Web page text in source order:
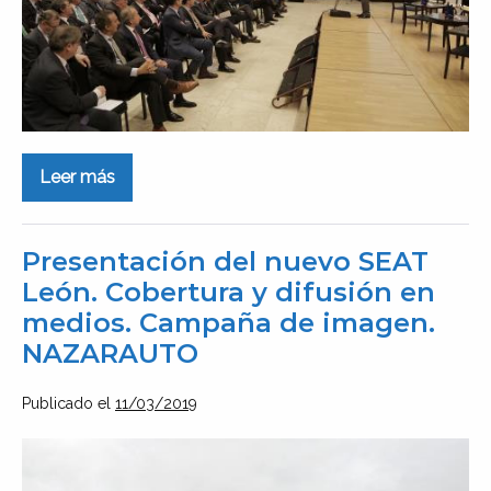
SEGUROS
SEVILLA-
CÓRDOBA
Leer más
V
Encuentro
Asegurador.
COLEGIO
MEDIADORES
SEGUROS
SEVILLA-
CÓRDOBA
Presentación del nuevo SEAT
León. Cobertura y difusión en
medios. Campaña de imagen.
NAZARAUTO
Publicado el 11/03/2019